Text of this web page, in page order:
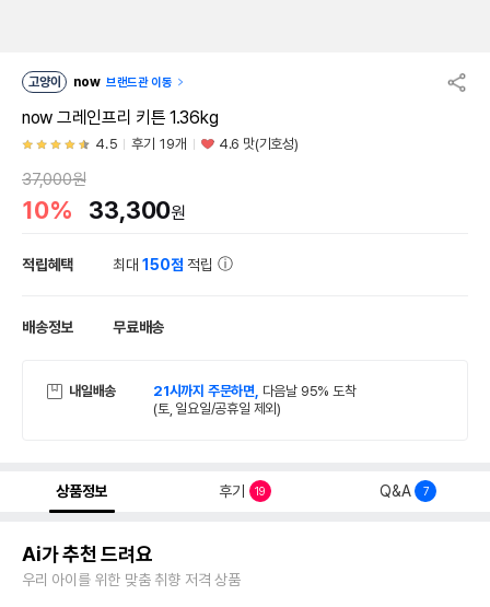
고양이 now 브랜드관 이동
now 그레인프리 키튼 1.36kg
4.5 후기 19개 4.6 맛(기호성)
37,000원
10% 33,300원
적립혜택 최대150점 적립
배송정보 무료배송
내일배송 21시까지 주문하면, 다음날 95% 도착
(토, 일요일/공휴일 제외)
상품정보 후기 19 Q&A 7
Ai가 추천 드려요
우리 아이를 위한 맞춤 취향 저격 상품